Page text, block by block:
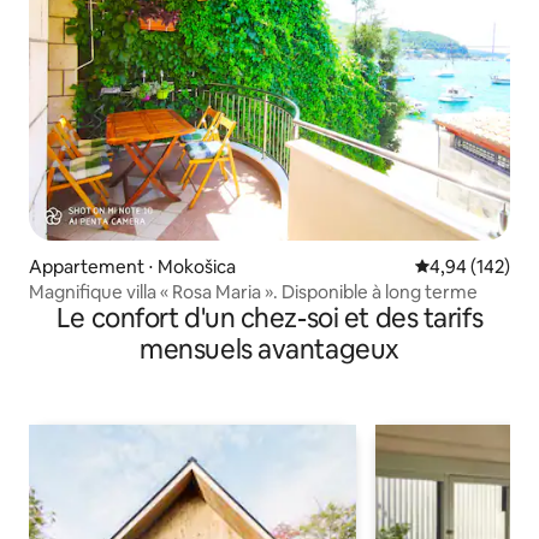
Appartement ⋅ Mokošica Évaluation
4,94 (142)
Magnifique villa « Rosa Maria ». Disponible à long terme
Le confort d'un chez-soi et des tarifs
mensuels avantageux